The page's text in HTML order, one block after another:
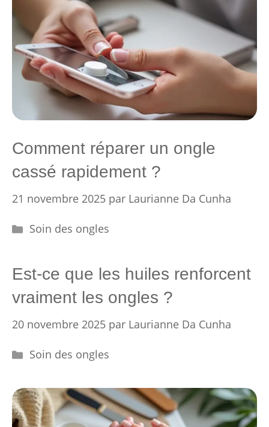
Comment réparer un ongle
cassé rapidement ?
21 novembre 2025 par Laurianne Da Cunha
Catégories
Soin des ongles
Est-ce que les huiles renforcent
vraiment les ongles ?
20 novembre 2025 par Laurianne Da Cunha
Catégories
Soin des ongles